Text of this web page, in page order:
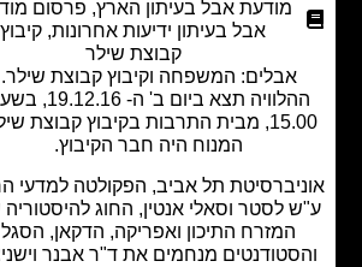
מודעת אבל בעיתון הארץ,פרסום מודעת
אבל בעיתון ידיעות אחרונות,קיבוץ
קבוצת שילר
אבלים: המשפחה וקיבוץ קבוצת שילר.
ההלוויה תצא ביום ב' ה- 19.12.16, בשעה
המנוח היה חבר הקיבוץ.
תל אביב, הפקולטה למדעי הרוח
לסטר וסאלי אנטין, החוג להיסטוריה של
המזרח התיכון ואפריקה, הדקאן, הסגל
מנחמים את ד"ר אבנר וישניצר